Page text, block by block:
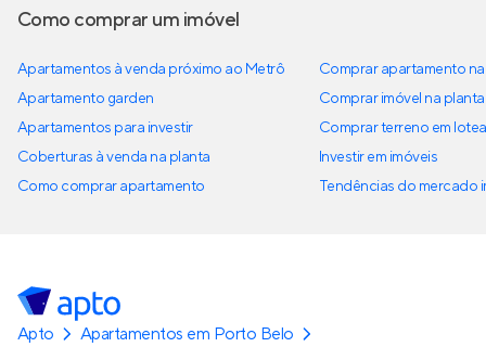
Como comprar um imóvel
Apartamentos à venda próximo ao Metrô
Apartamento garden
Apartamentos para investir
Coberturas à venda na planta
Como comprar apartamento
Comprar apartamento
Comprar imóvel na planta
Comprar terreno em
Investir em imóveis
Tendências do mercado
Apto
Apartamentos em Porto Belo